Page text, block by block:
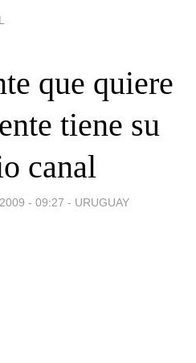
que quiere
tiene su
canal
- 09:27 - URUGUAY